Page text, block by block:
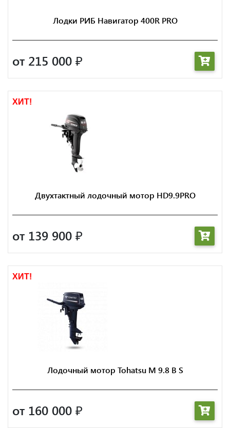
Лодки РИБ Навигатор 400R PRO
от 215 000 ₽
ХИТ!
Двухтактный лодочный мотор HD9.9PRO
от 139 900 ₽
ХИТ!
Лодочный мотор Tohatsu M 9.8 B S
от 160 000 ₽